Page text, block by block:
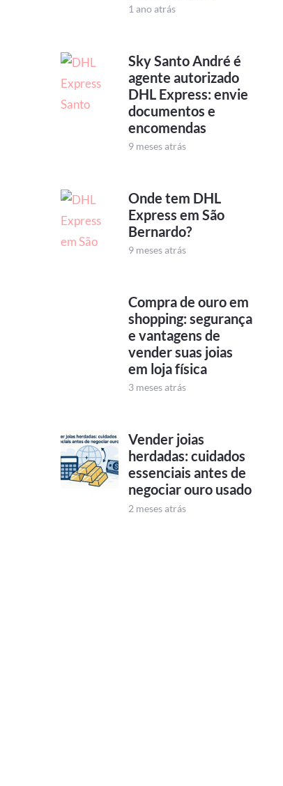
1 ano atrás
Sky Santo André é
agente autorizado
DHL Express: envie
documentos e
encomendas
9 meses atrás
Onde tem DHL
Express em São
Bernardo?
9 meses atrás
Compra de ouro em
shopping: segurança
e vantagens de
vender suas joias
em loja física
3 meses atrás
Vender joias
herdadas: cuidados
essenciais antes de
negociar ouro usado
2 meses atrás